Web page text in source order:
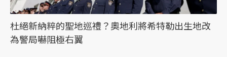
杜絕新納粹的聖地巡禮？奧地利將希特勒出生地改
為警局嚇阻極右翼